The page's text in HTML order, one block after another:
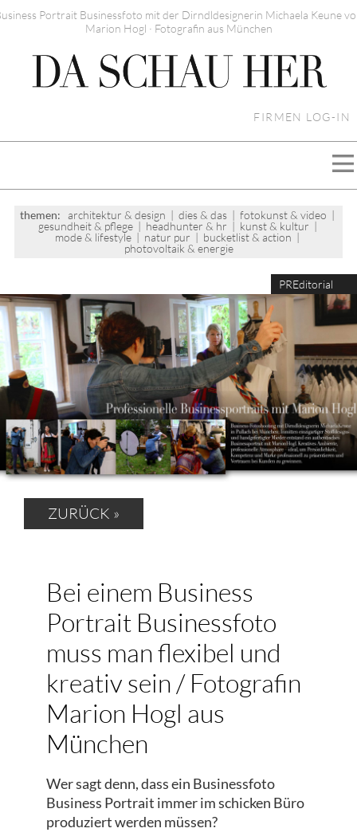
Portrait Businessfoto mit der Dirndldesignerin Michaela Keune
Marion Hogl · Fotografin aus München
FIRMEN LOG-IN
themen: architektur & design | dies & das | fotokunst & video |
gesundheit & pflege| headhunter & hr | kunst & kultur |
mode & lifestyle | natur pur | bucketlist & action |
photovoltaik & energie
PREditorial
ZURÜCK »
Bei einem Business
Portrait Businessfoto
muss man flexibel und
kreativ sein / Fotografin
Marion Hogl aus
München
Wer sagt denn, dass ein Businessfoto
Business Portrait immer im schicken Büro
produziert werden müssen?